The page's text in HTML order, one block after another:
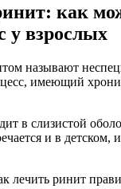
как
у взрослых
называют
имеющий
в слизистой
и в детском,
лечить ринит